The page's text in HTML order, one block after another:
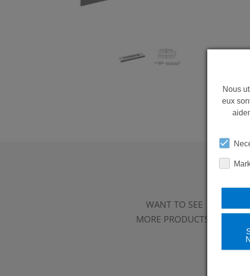
WANT TO SEE
MORE PRODUCTS?
Nous
eux